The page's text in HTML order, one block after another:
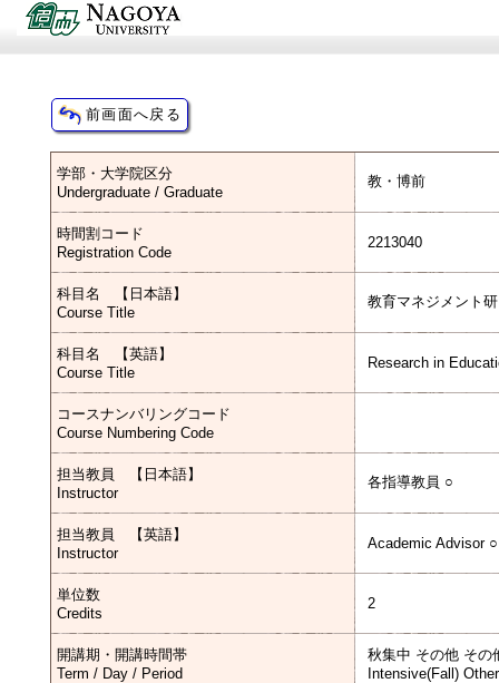
学部・大学院区分
Undergraduate / Graduate
教・博前
時間割コード
Registration Code
2213040
科目名 【日本語】
Course Title
教育マネジメント
科目名 【英語】
Course Title
Research in
コースナンバリングコード
Course Numbering Code
担当教員 【日本語】
Instructor
各指導教員 ○
担当教員 【英語】
Instructor
Academic Advisor ○
単位数
Credits
2
開講期・開講時間帯
Term / Day / Period
秋集中 その他 その
Intensive(Fall)